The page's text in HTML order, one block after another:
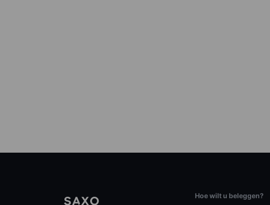
Hoe wilt u beleggen?